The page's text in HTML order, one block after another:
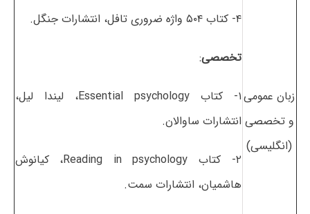
زبان عمومی
و تخصصی
(انگلیسی)
۴- کتاب ۵۰۴ واژه ضروری تافل، انتشارات جنگل.
تخصصی:
۱- کتاب Essential psychology، لیندا لیل،
انتشارات ساوالان.
۲- کتاب Reading in psychology، کیانوش
هاشمیان، انتشارات سمت.